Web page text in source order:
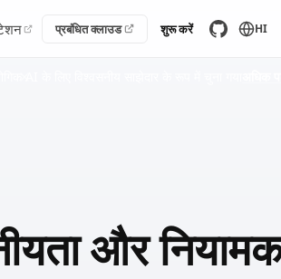
प्रबंधित क्लाउड शुरू करें HI
और